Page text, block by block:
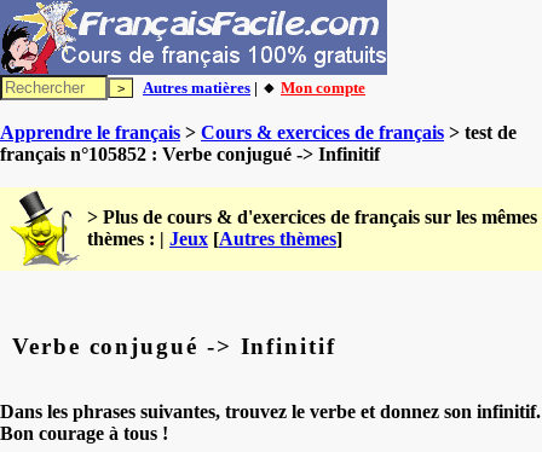
Autres matières | 🔸 Mon compte
Apprendre le français > Cours & exercices de français > test de
français n°105852 : Verbe conjugué -> Infinitif
> Plus de cours & d'exercices de français sur les mêmes
thèmes : | Jeux [Autres thèmes]
Verbe conjugué -> Infinitif
Dans les phrases suivantes, trouvez le verbe et donnez son infinitif.
Bon courage à tous !